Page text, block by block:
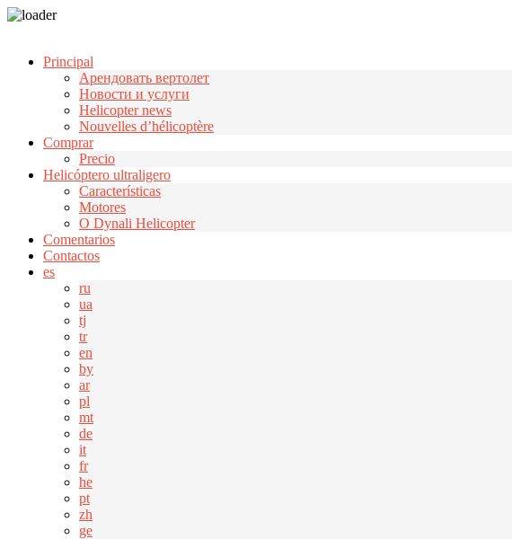
Principal
Арендовать вертолет
Новости и услуги
Helicopter news
Nouvelles d’hélicoptère
Comprar
Precio
Helicóptero ultraligero
Características
Motores
О Dynali Helicopter
Comentarios
Contactos
es
ru
ua
tj
tr
en
by
ar
pl
mt
de
it
fr
he
pt
zh
ge